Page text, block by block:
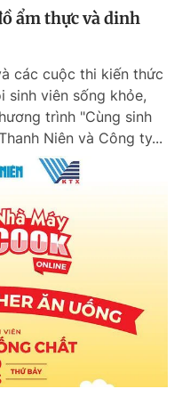
ẩm thực và dinh
các cuộc thi kiến thức
sinh viên sống khỏe,
trình "Cùng sinh
Niên và Công ty...